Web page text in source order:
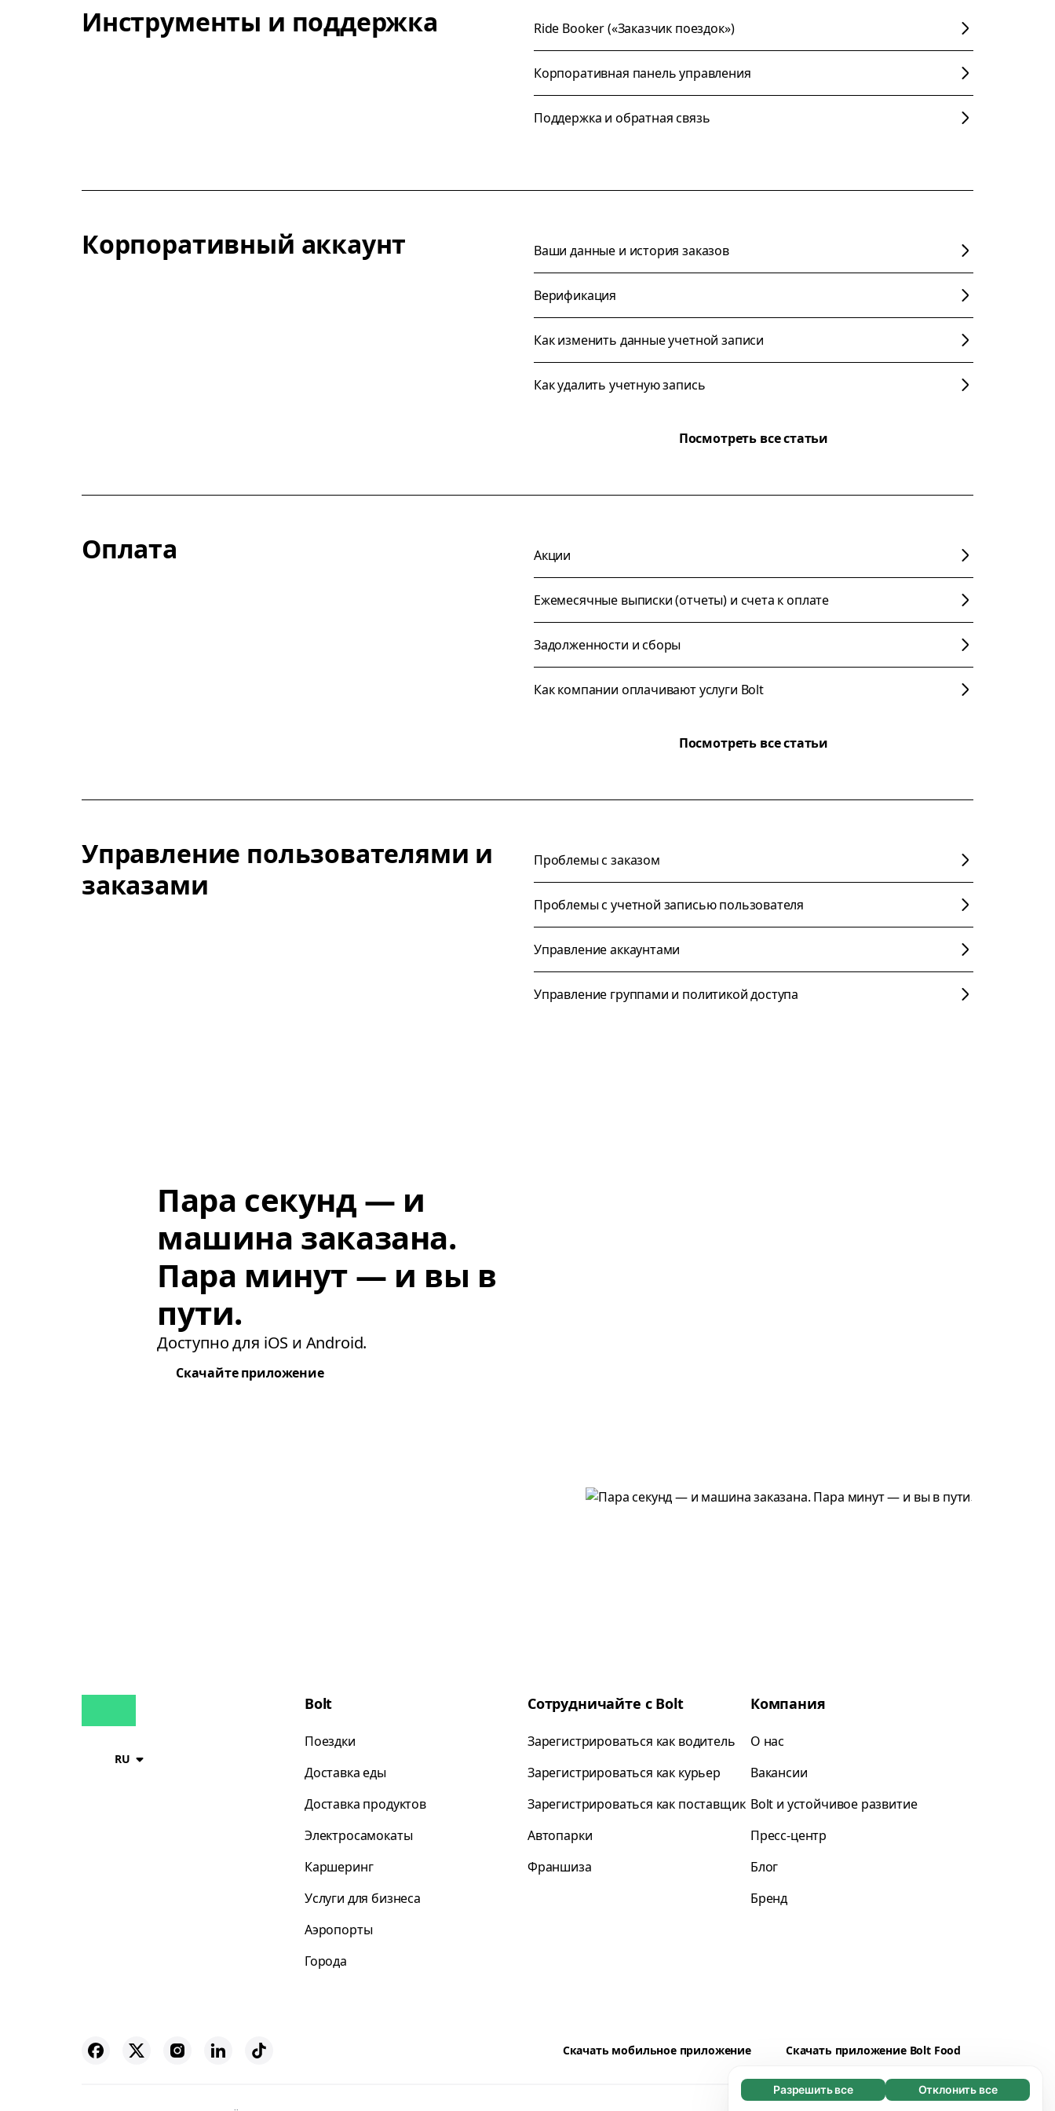
Обязательные (65)
Разрешить все Отклонить все
Инструменты и поддержка Ride Booker («Заказчик поездок»)
Корпоративная панель управления
Поддержка и обратная связь
Корпоративный аккаунт Ваши данные и история заказов
Верификация
Как изменить данные учетной записи
Как удалить учетную запись
Посмотреть все статьи
Оплата Акции
Ежемесячные выписки (отчеты) и счета к оплате
Задолженности и сборы
Как компании оплачивают услуги Bolt
Посмотреть все статьи
Управление пользователями и
заказами
Проблемы с заказом
Проблемы с учетной записью пользователя
Управление аккаунтами
Управление группами и политикой доступа
Пара секунд — и
машина заказана.
Пара минут — и вы в
пути.
Доступно для iOS и Android.
Скачайте приложение
RU
Bolt
Поездки
Доставка еды
Доставка продуктов
Электросамокаты
Каршеринг
Услуги для бизнеса
Аэропорты
Города
Сотрудничайте с Bolt
Зарегистрироваться как водитель
Зарегистрироваться как курьер
Зарегистрироваться как поставщик
Автопарки
Франшиза
Компания
О нас
Вакансии
Bolt и устойчивое развитие
Пресс-центр
Блог
Бренд
Скачать мобильное приложение Скачать приложение Bolt Food